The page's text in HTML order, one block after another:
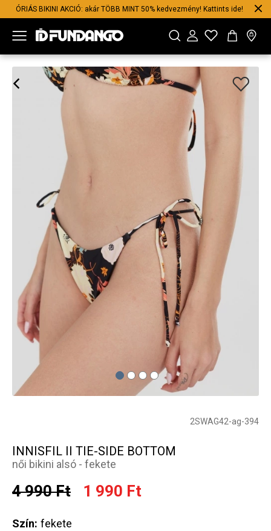
ÓRIÁS BIKINI AKCIÓ: akár TÖBB MINT 50% kedvezmény! Kattints ide!
2SWAG42-ag-394
INNISFIL II TIE-SIDE BOTTOM
női bikini alsó - fekete
4 990 Ft 1 990 Ft
Szín: fekete